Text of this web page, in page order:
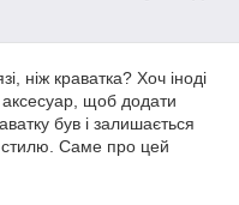
ніж краватка? Хоч іноді
аксесуар, щоб додати
був і залишається
Саме про цей